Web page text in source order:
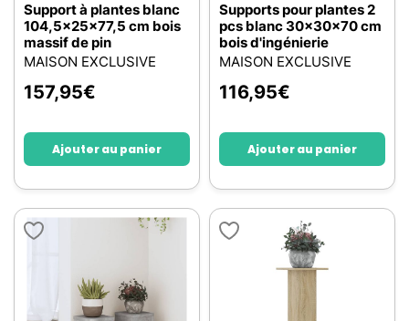
Support à plantes blanc
104,5x25x77,5 cm bois
massif de pin
MAISON EXCLUSIVE
157,95€
Ajouter au panier
Supports pour plantes 2
pcs blanc 30x30x70 cm
bois d'ingénierie
MAISON EXCLUSIVE
116,95€
Ajouter au panier